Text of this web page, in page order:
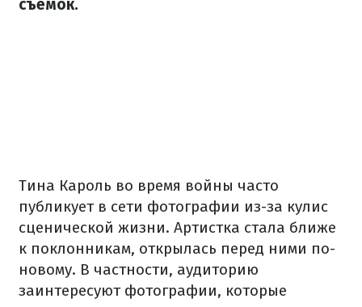
съемок.
Тина Кароль во время войны часто
публикует в сети фотографии из-за кулис
сценической жизни. Артистка стала ближе
к поклонникам, открылась перед ними по-
новому. В частности, аудиторию
заинтересуют фотографии, которые